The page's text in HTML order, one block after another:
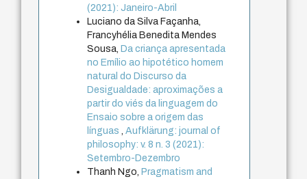
(2021): Janeiro-Abril
Luciano da Silva Façanha,
Francyhélia Benedita Mendes
Sousa, Da criança apresentada
no Emílio ao hipotético homem
natural do Discurso da
Desigualdade: aproximações a
partir do viés da linguagem do
Ensaio sobre a origem das
línguas
,Aufklärung: journal of
philosophy: v. 8 n. 3 (2021):
Setembro-Dezembro
Thanh Ngo, Pragmatism and